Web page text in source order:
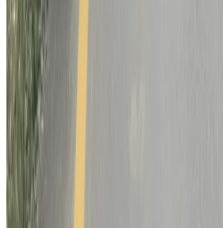
२०२६ अगस्ट ३
पाकिस्तानको ब्रोड पिकमा
जनाको शव फेला
२०२६ अगस्ट १
कुवेतमा ड्रोन आक्रमणमा